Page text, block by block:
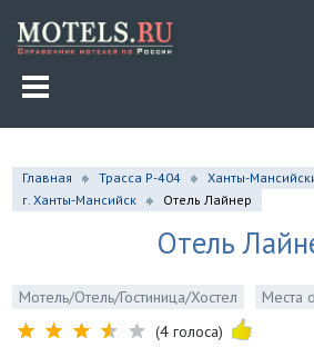
Главная Трасса Р-404
Ханты-
г. Ханты-Мансийск
Отель Лайнер
Отель
Мотель/Отель/Гостиница/Хостел
Места
(4 голоса)